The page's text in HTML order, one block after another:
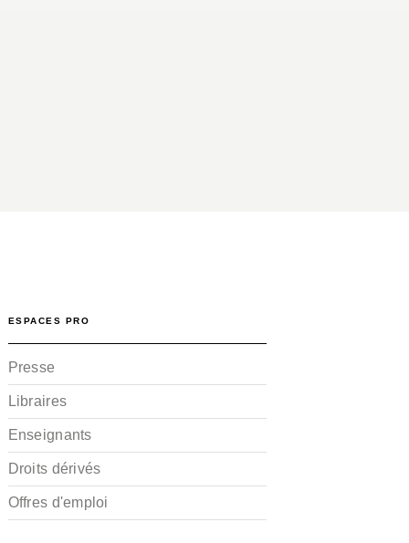
ESPACES PRO
Presse
Libraires
Enseignants
Droits dérivés
Offres d'emploi